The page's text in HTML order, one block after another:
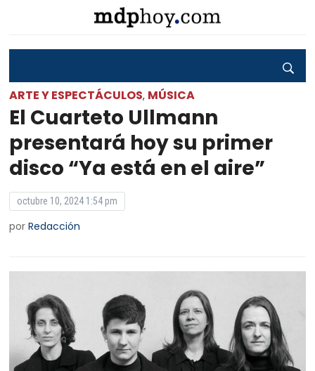
ARTE Y ESPECTÁCULOS, MÚSICA
El Cuarteto Ullmann
presentará hoy su primer
disco “Ya está en el aire”
octubre 10, 2024 1:54 pm
porRedacción